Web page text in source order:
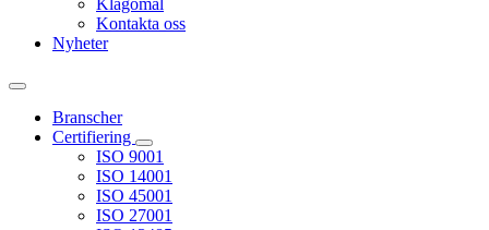
Klagomål
Kontakta oss
Nyheter
Branscher
Certifiering
ISO 9001
ISO 14001
ISO 45001
ISO 27001